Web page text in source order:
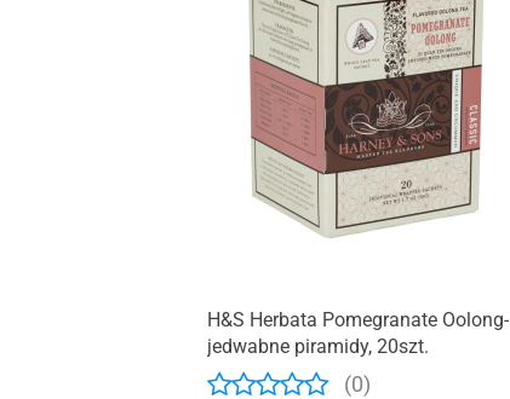
H&S Herbata Pomegranate Oolong-
jedwabne piramidy, 20szt.
(0)